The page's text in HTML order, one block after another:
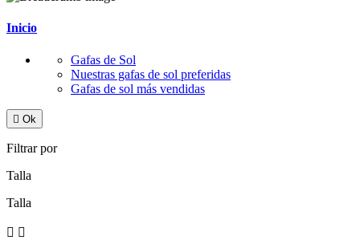
Inicio
Gafas de Sol
Nuestras gafas de sol preferidas
Gafas de sol más vendidas
 Ok
Filtrar por
Talla
Talla
 